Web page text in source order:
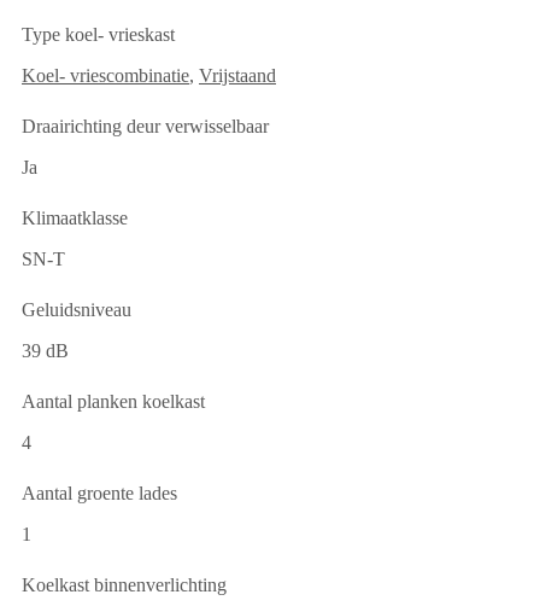
Type koel- vrieskast
Koel- vriescombinatie, Vrijstaand
Draairichting deur verwisselbaar
Ja
Klimaatklasse
SN-T
Geluidsniveau
39 dB
Aantal planken koelkast
4
Aantal groente lades
1
Koelkast binnenverlichting